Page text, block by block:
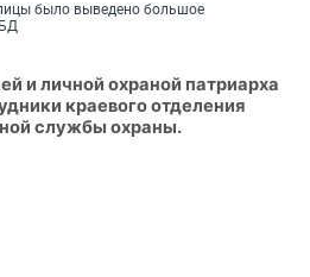
было выведено большое
и личной охраной патриарха
краевого отделения
службы охраны.